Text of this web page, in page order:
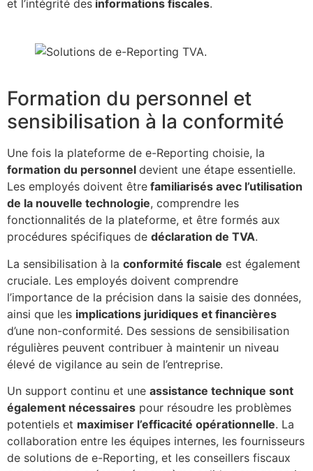
et l’intégrité des informations fiscales.
Formation du personnel et
sensibilisation à la conformité
Une fois la plateforme de e-Reporting choisie, la
formation du personnel devient une étape essentielle.
Les employés doivent être familiarisés avec l’utilisation
de la nouvelle technologie, comprendre les
fonctionnalités de la plateforme, et être formés aux
procédures spécifiques de déclaration de TVA.
La sensibilisation à la conformité fiscale est également
cruciale. Les employés doivent comprendre
l’importance de la précision dans la saisie des données,
ainsi que les implications juridiques et financières
d’une non-conformité. Des sessions de sensibilisation
régulières peuvent contribuer à maintenir un niveau
élevé de vigilance au sein de l’entreprise.
Un support continu et une assistance technique sont
également nécessaires pour résoudre les problèmes
potentiels et maximiser l’efficacité opérationnelle. La
collaboration entre les équipes internes, les fournisseurs
de solutions de e-Reporting, et les conseillers fiscaux